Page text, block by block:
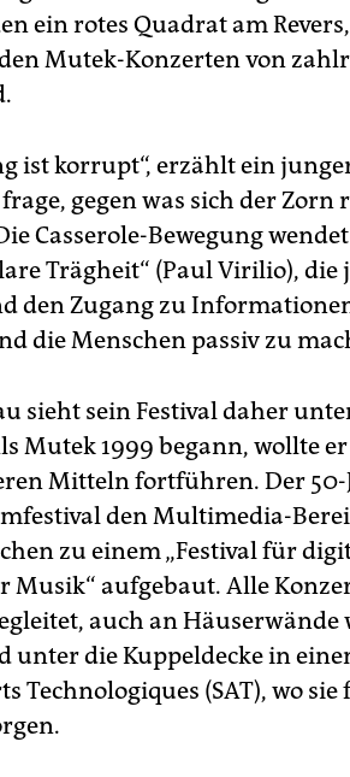
ein rotes Quadrat am
Mutek-Konzerten von
ist korrupt“, erzählt ein
gegen was sich der Zorn
Casserole-Bewegung
Trägheit“ (Paul Virilio), die
den Zugang zu
die Menschen passiv zu
sieht sein Festival daher
Mutek 1999 begann, wollte
Mitteln fortführen. Der
den Multimedia-
zu einem „Festival für
Musik“ aufgebaut. Alle
auch an
unter die Kuppeldecke in
Technologiques (SAT), wo